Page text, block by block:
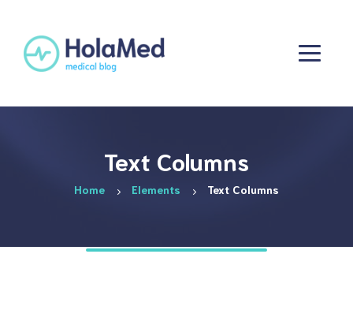
Text Columns
Home Elements Text Columns